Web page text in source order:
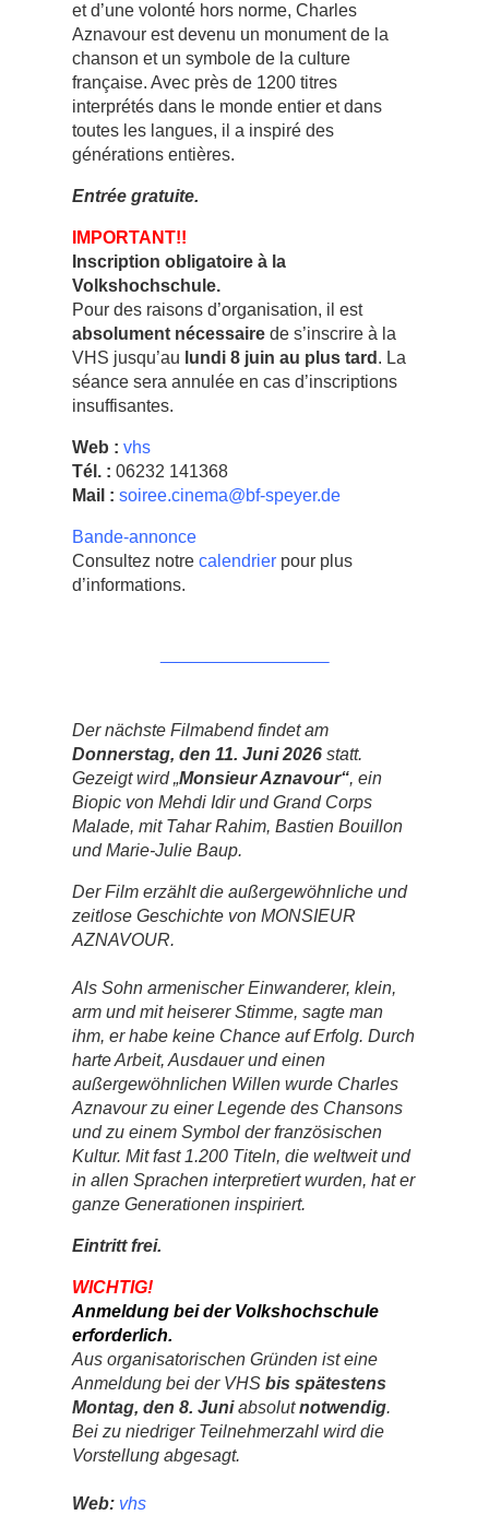
et d’une volonté hors norme, Charles
Aznavour est devenu un monument de la
chanson et un symbole de la culture
française. Avec près de 1200 titres
interprétés dans le monde entier et dans
toutes les langues, il a inspiré des
générations entières.
Entrée gratuite.
IMPORTANT!!
Inscription obligatoire à la
Volkshochschule.
Pour des raisons d’organisation, il est
absolument nécessairede s’inscrire à la
VHS jusqu’au lundi 8 juin au plus tard . La
séance sera annulée en cas d’inscriptions
insuffisantes.
Web : vhs
Tél. : 06232 141368
Mail : soiree.cinema@bf-speyer.de
Bande-annonce
Consultez notre calendrierpour plus
d’informations.
Der nächste Filmabend findet am
Donnerstag, den 11. Juni 2026statt.
Gezeigt wird „Monsieur Aznavour“, ein
Biopic von Mehdi Idir und Grand Corps
Malade, mit Tahar Rahim, Bastien Bouillon
und Marie-Julie Baup.
Der Film erzählt die außergewöhnliche und
zeitlose Geschichte von MONSIEUR
AZNAVOUR.
Als Sohn armenischer Einwanderer, klein,
arm und mit heiserer Stimme, sagte man
ihm, er habe keine Chance auf Erfolg. Durch
harte Arbeit, Ausdauer und einen
außergewöhnlichen Willen wurde Charles
Aznavour zu einer Legende des Chansons
und zu einem Symbol der französischen
Kultur. Mit fast 1.200 Titeln, die weltweit und
in allen Sprachen interpretiert wurden, hat er
ganze Generationen inspiriert.
Eintritt frei.
WICHTIG!
Anmeldung bei der Volkshochschule
erforderlich.
Aus organisatorischen Gründen ist eine
Anmeldung bei der VHS bis spätestens
Montag, den 8. Juniabsolutnotwendig.
Bei zu niedriger Teilnehmerzahl wird die
Vorstellung abgesagt.
Web: vhs